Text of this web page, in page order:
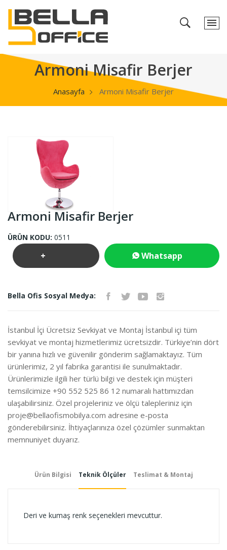
Armoni Misafir Berjer
Anasayfa Armoni Misafir Berjer
Armoni Misafir Berjer
ÜRÜN KODU: 0511
+ Whatsapp
Bella Ofis Sosyal Medya:
İstanbul İçi Ücretsiz Sevkiyat ve Montaj İstanbul içi tüm
sevkiyat ve montaj hizmetlerimiz ücretsizdir. Türkiye’nin dört
bir yanına hızlı ve güvenilir gönderim sağlamaktayız. Tüm
ürünlerimiz, 2 yıl fabrika garantisi ile sunulmaktadır.
Ürünlerimizle ilgili her türlü bilgi ve destek için müşteri
temsilcimize +90 552 525 86 12 numaralı hattımızdan
ulaşabilirsiniz. Özel projeleriniz ve ölçü talepleriniz için
proje@bellaofismobilya.com adresine e-posta
gönderebilirsiniz. İhtiyaçlarınıza özel çözümler sunmaktan
memnuniyet duyarız.
Ürün Bilgisi Teknik Ölçüler Teslimat & Montaj
Deri ve kumaş renk seçenekleri mevcuttur.